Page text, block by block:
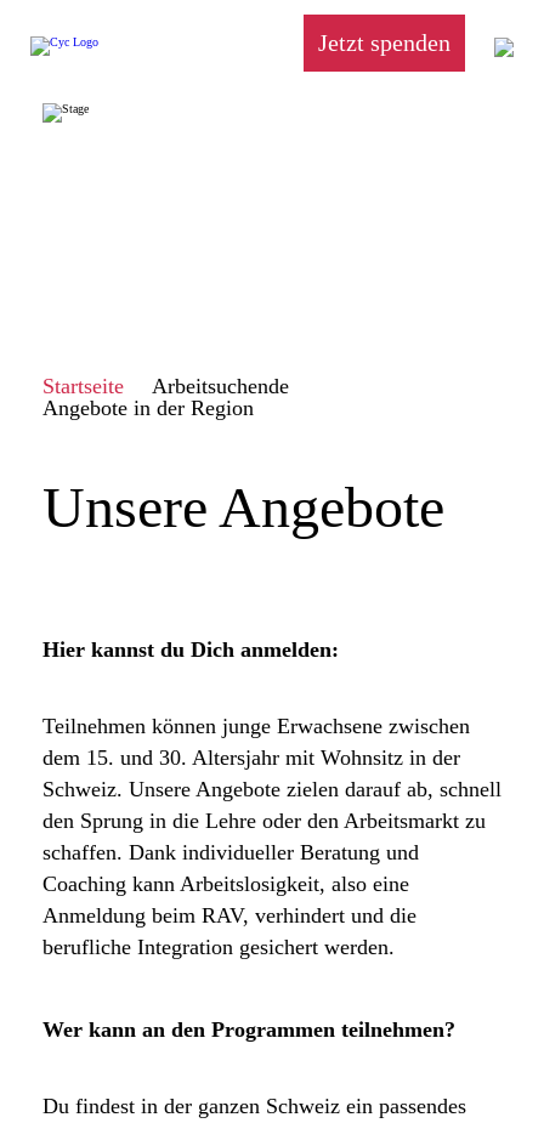
Jetzt spenden
Startseite
Arbeitsuchende
Angebote in der Region
Unsere Angebote
Hier kannst du Dich anmelden:
Teilnehmen können junge Erwachsene zwischen
dem 15. und 30. Altersjahr mit Wohnsitz in der
Schweiz. Unsere Angebote zielen darauf ab, schnell
den Sprung in die Lehre oder den Arbeitsmarkt zu
schaffen. Dank individueller Beratung und
Coaching kann Arbeitslosigkeit, also eine
Anmeldung beim RAV, verhindert und die
berufliche Integration gesichert werden.
Wer kann an den Programmen teilnehmen?
Du findest in der ganzen Schweiz ein passendes